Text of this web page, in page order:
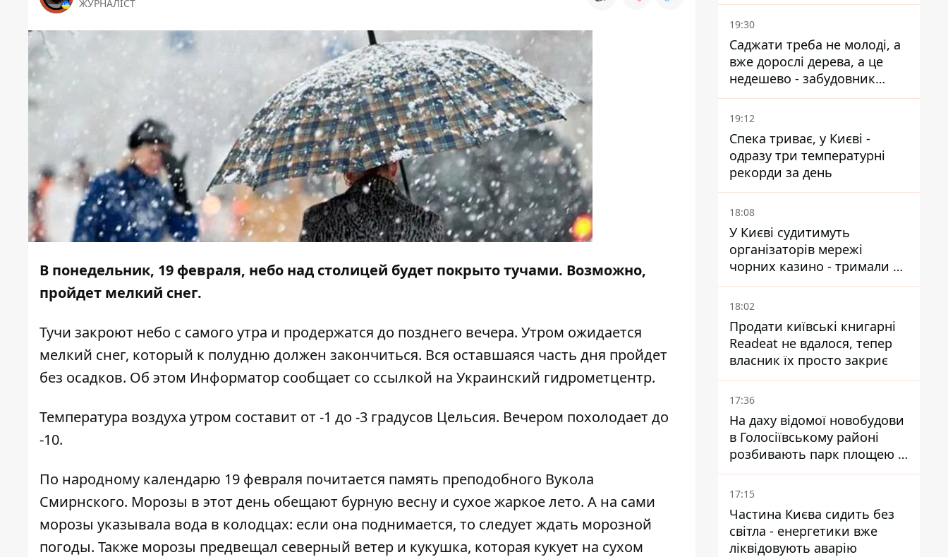
ЖУРНАЛІСТ
В понедельник, 19 февраля, небо над столицей будет покрыто тучами. Возможно,
пройдет мелкий снег.
Тучи закроют небо с самого утра и продержатся до позднего вечера. Утром ожидается
мелкий снег, который к полудню должен закончиться. Вся оставшаяся часть дня пройдет
без осадков. Об этом Информатор сообщает со ссылкой на Украинский гидрометцентр.
Температура воздуха утром составит от -1 до -3 градусов Цельсия. Вечером похолодает до
-10.
По народному календарю 19 февраля почитается память преподобного Вукола
Смирнского. Морозы в этот день обещают бурную весну и сухое жаркое лето. А на сами
морозы указывала вода в колодцах: если она поднимается, то следует ждать морозной
погоды. Также морозы предвещал северный ветер и кукушка, которая кукует на сухом
19:30
Саджати треба не молоді, а
вже дорослі дерева, а це
недешево - забудовник
Ніконов
19:12
Спека триває, у Києві -
одразу три температурні
рекорди за день
18:08
У Києві судитимуть
організаторів мережі
чорних казино - тримали 39
закладів
18:02
Продати київські книгарні
Readeat не вдалося, тепер
власник їх просто закриє
17:36
На даху відомої новобудови
в Голосіївському районі
розбивають парк площею в
гектар
17:15
Частина Києва сидить без
світла - енергетики вже
ліквідовують аварію